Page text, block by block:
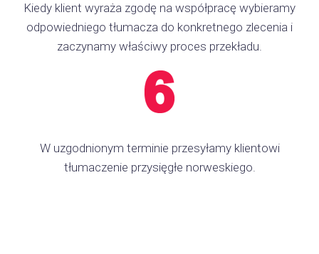
Kiedy klient wyraża zgodę na współpracę wybieramy
odpowiedniego tłumacza do konkretnego zlecenia i
zaczynamy właściwy proces przekładu.
W uzgodnionym terminie przesyłamy klientowi
tłumaczenie przysięgłe norweskiego.